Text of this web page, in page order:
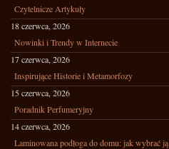
Czytelnicze Artykuły
18 czerwca, 2026
Nowinki i Trendy w Internecie
17 czerwca, 2026
Inspirujące Historie i Metamorfozy
15 czerwca, 2026
Poradnik Perfumeryjny
14 czerwca, 2026
Laminowana podłoga do domu: jak wybrać ją